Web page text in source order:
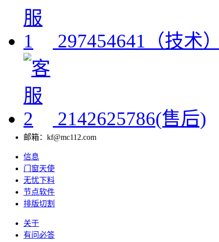
297454641（技术
2142625786(售后)
邮箱：kf@mc112.com
信息
门窗天使
无忧下料
节点软件
排版切割
关于
有问必答